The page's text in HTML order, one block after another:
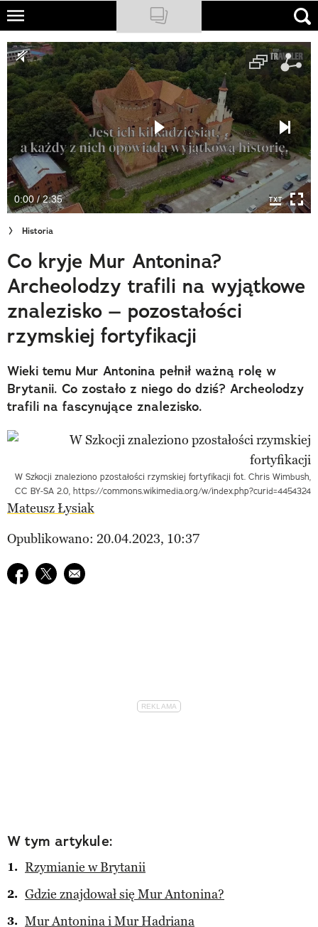
Skip
main
content
NATIONAL GEOGRAPHIC
TRAVELER
PODCASTY
Sklep
Newsletter
Cuda Polski
Wielki Konkurs Fotograficzny
Trendbook Podróżniczy
Polecane
0:00 / 2:35
Historia
Co kryje Mur Antonina?
Archeolodzy trafili na wyjątkowe
znalezisko – pozostałości
rzymskiej fortyfikacji
Wieki temu Mur Antonina pełnił ważną rolę w
Brytanii. Co zostało z niego do dziś? Archeolodzy
trafili na fascynujące znalezisko.
W Szkocji znaleziono pzostałości rzymskiej fortyfikacji fot. Chris Wimbush,
CC BY-SA 2.0, https://commons.wikimedia.org/w/index.php?curid=4454324
Mateusz Łysiak
Opublikowano: 20.04.2023, 10:37
Udostępnij na facebook
Udostępnij na twitter
E-mail do przyjaciela
W tym artykule:
Rzymianie w Brytanii
Gdzie znajdował się Mur Antonina?
Mur Antonina i Mur Hadriana